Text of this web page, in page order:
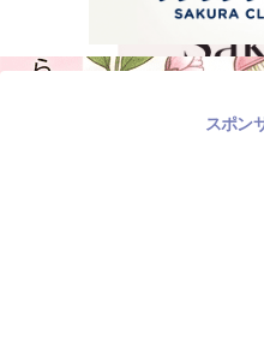
スポン